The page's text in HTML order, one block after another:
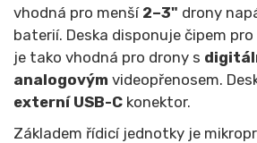
vhodná pro menší 2–3" drony
baterií. Deska disponuje čipem pro
je tako vhodná pro drony s
analogovým videopřenosem.
externí USB-C konektor.
Základem řídicí jednotky je